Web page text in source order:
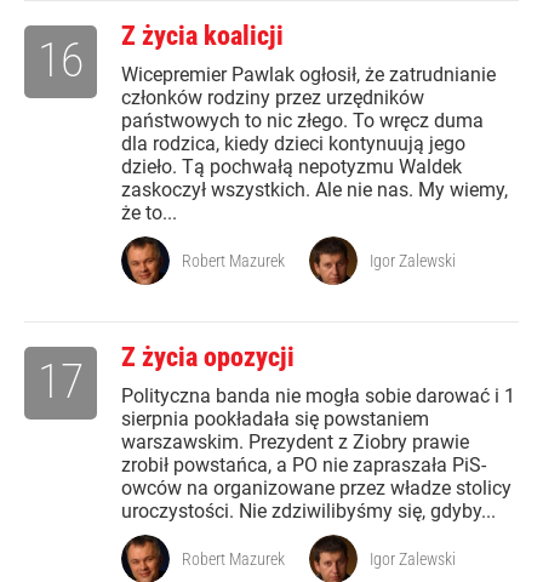
Z życia koalicji
Wicepremier Pawlak ogłosił, że zatrudnianie
członków rodziny przez urzędników
państwowych to nic złego. To wręcz duma
dla rodzica, kiedy dzieci kontynuują jego
dzieło. Tą pochwałą nepotyzmu Waldek
zaskoczył wszystkich. Ale nie nas. My wiemy,
że to...
16
Robert Mazurek Igor Zalewski
Z życia opozycji
Polityczna banda nie mogła sobie darować i 1
sierpnia pookładała się powstaniem
warszawskim. Prezydent z Ziobry prawie
zrobił powstańca, a PO nie zapraszała PiS-
owców na organizowane przez władze stolicy
uroczystości. Nie zdziwilibyśmy się, gdyby...
17
Robert Mazurek Igor Zalewski